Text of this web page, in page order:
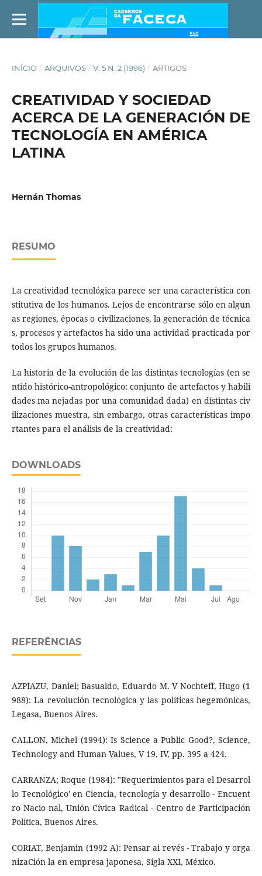
INÍCIO / ARQUIVOS / V. 5 N. 2 (1996) / ARTIGOS
CREATIVIDAD Y SOCIEDAD
ACERCA DE LA GENERACIÓN DE
TECNOLOGÍA EN AMÉRICA
LATINA
Hernán Thomas
RESUMO
La creatividad tecnológica parece ser una característica con
stitutiva de los humanos. Lejos de encontrarse sólo en algun
as regiones, épocas o civilizaciones, la generación de técnica
s, procesos y artefactos ha sido una actividad practicada por
todos los grupos humanos.
La historia de la evolución de las distintas tecnologías (en se
ntido histórico-antropológico: conjunto de artefactos y habili
dades ma­ nejadas por una comunidad dada) en distintas civ
ilizaciones muestra, sin embargo, otras características impo
rtantes para el análisis de la creatividad:
DOWNLOADS
REFERÊNCIAS
AZPIAZU, Daniel; Basualdo, Eduardo M. V Nochteff, Hugo (1
988): La revolución tecnológica y las políticas hegemónicas,
Legasa, Buenos Aires.
CALLON, Michel (1994): Is Science a Public Good?, Science,
Technology and Human Values, V 19, IV, pp. 395 a 424.
CARRANZA; Roque (1984): "Requerimientos para el Desarrol
lo Tecnológico' en Ciencia, tecnología y desarrollo - Encuent
ro Nacio­ nal, Unión Cívica Radical - Centro de Participación
Política, Buenos Aires.
CORIAT, Benjamin (1992 A): Pensar ai revés - Trabajo y orga
nizaCión la en empresa japonesa, Sigla XXI, México.